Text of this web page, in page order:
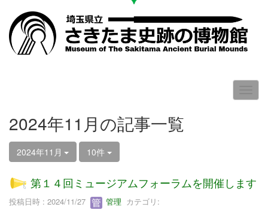
2024年11月の記事一覧
2024年11月 10件
第１４回ミュージアムフォーラムを開催します
投稿日時 : 2024/11/27 管理 カテゴリ: